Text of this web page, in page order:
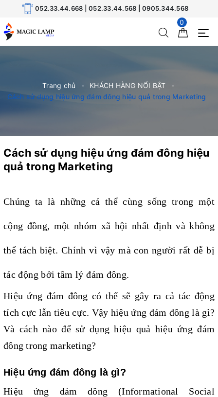
052.33.44.668 | 052.33.44.568 | 0905.344.568
0
Trang chủ
KHÁCH HÀNG NỔI BẬT
Cách sử dụng hiệu ứng đám đông hiệu quả trong Marketing
Cách sử dụng hiệu ứng đám đông hiệu
quả trong Marketing
Chúng ta là những cá thể cùng sống trong một
cộng đồng, một nhóm xã hội nhất định và không
thể tách biệt. Chính vì vậy mà con người rất dễ bị
tác động bởi tâm lý đám đông.
Hiệu ứng đám đông có thể sẽ gây ra cả tác động
tích cực lẫn tiêu cực. Vậy hiệu ứng đám đông là gì?
Và cách nào để sử dụng hiệu quả hiệu ứng đám
đông trong marketing?
Hiệu ứng đám đông là gì?
Hiệu ứng đám đông (Informational Social